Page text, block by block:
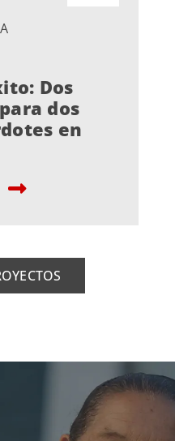
Dos
dos
en